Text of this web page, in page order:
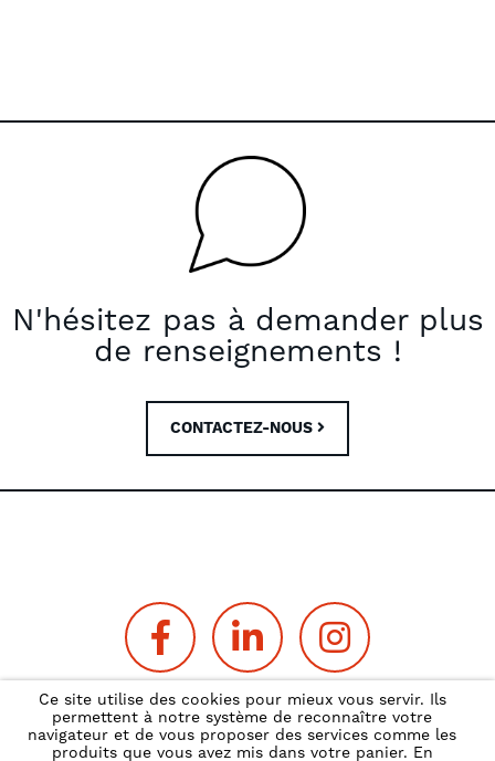
Ce site utilise des cookies pour mieux vous servir. Ils
permettent à notre système de reconnaître votre
navigateur et de vous proposer des services comme les
produits que vous avez mis dans votre panier. En
N'hésitez pas à demander plus
de renseignements !
CONTACTEZ-NOUS
Politique de confidentialité